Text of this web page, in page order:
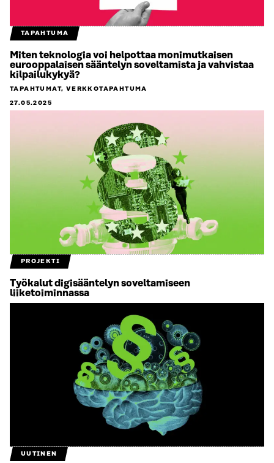
TAPAHTUMA
Miten teknologia voi helpottaa monimutkaisen
eurooppalaisen sääntelyn soveltamista ja vahvistaa
kilpailukykyä?
TAPAHTUMAT, VERKKOTAPAHTUMA
27.05.2025
PROJEKTI
Työkalut digisääntelyn soveltamiseen
liiketoiminnassa
UUTINEN